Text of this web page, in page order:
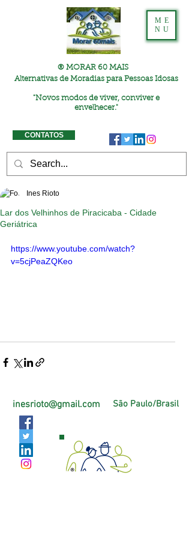
® MORAR 60 MAIS
Alternativas de Moradias para Pessoas Idosas
"Novos modos de viver, conviver e
envelhecer."
ME
NU
CONTATOS
Lar dos Velhinhos de Piracicaba - Cidade
Geriátrica
Ines Rioto
https://www.youtube.com/watch?
v=5cjPeaZQKeo
São Paulo/Brasil
inesrioto@gmail.com